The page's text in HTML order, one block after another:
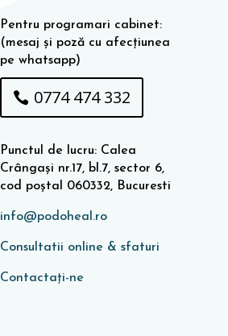
Pentru programari cabinet:
(mesaj și poză cu afecțiunea
pe whatsapp)
0774 474 332
Punctul de lucru: Calea
Crângași nr.17, bl.7, sector 6,
cod poștal 060332, Bucuresti
info@podoheal.ro
Consultatii online & sfaturi
Contactați-ne